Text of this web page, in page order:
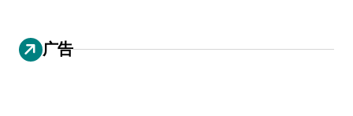
广告